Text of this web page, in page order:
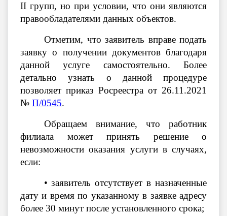
II групп, но при условии, что они являются
правообладателями данных объектов.
Отметим, что заявитель вправе подать
заявку о получении документов благодаря
данной услуге самостоятельно. Более
детально узнать о данной процедуре
позволяет приказ Росреестра от 26.11.2021
№ П/0545.
Обращаем внимание, что работник
филиала может принять решение о
невозможности оказания услуги в случаях,
если:
• заявитель отсутствует в назначенные
дату и время по указанному в заявке адресу
более 30 минут после установленного срока;